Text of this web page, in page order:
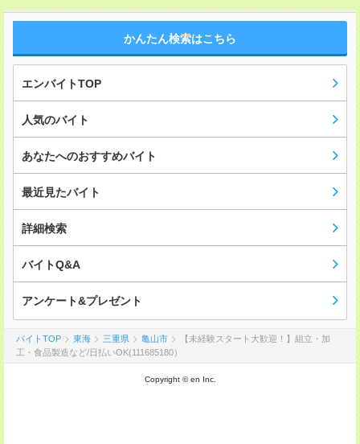
かんたん検索はこちら
エンバイトTOP
人気のバイト
あなたへのおすすめバイト
最近見たバイト
詳細検索
バイトQ&A
アンケート&プレゼント
バイトTOP 東海 三重県 亀山市
【未経験スタート大歓迎！】組立・加
工・食品製造など/日払いOK(111685180）
Copyright © en Inc.